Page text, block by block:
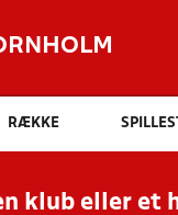
Hvad
INDHOLD
RESULTATER,
RÆKKE
klub eller et